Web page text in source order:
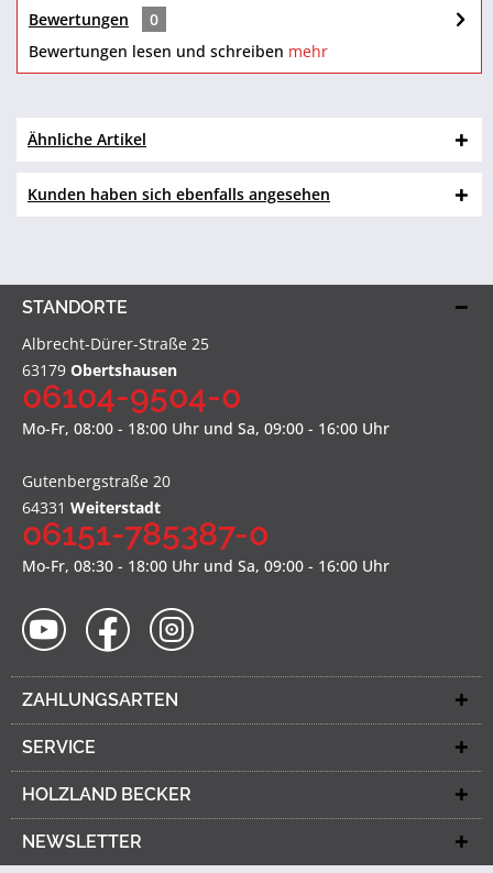
Bewertungen
0
Bewertungen lesen und schreiben mehr
Ähnliche Artikel
Kunden haben sich ebenfalls angesehen
STANDORTE
Albrecht-Dürer-Straße 25
63179 Obertshausen
06104-9504-0
Mo-Fr, 08:00 - 18:00 Uhr und Sa, 09:00 - 16:00 Uhr
Gutenbergstraße 20
64331 Weiterstadt
06151-785387-0
Mo-Fr, 08:30 - 18:00 Uhr und Sa, 09:00 - 16:00 Uhr
ZAHLUNGSARTEN
SERVICE
HOLZLAND BECKER
NEWSLETTER